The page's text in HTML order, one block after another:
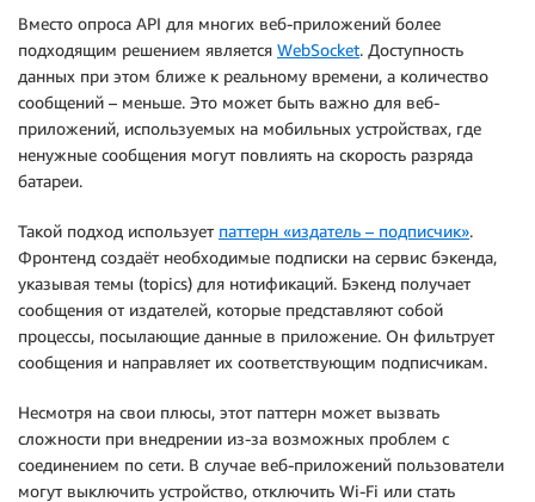
Вместо опроса API для многих веб-приложений более
подходящим решением является WebSocket. Доступность
данных при этом ближе к реальному времени, а количество
сообщений – меньше. Это может быть важно для веб-
приложений, используемых на мобильных устройствах, где
ненужные сообщения могут повлиять на скорость разряда
батареи.
Такой подход использует паттерн «издатель – подписчик».
Фронтенд создаёт необходимые подписки на сервис бэкенда,
указывая темы (topics) для нотификаций. Бэкенд получает
сообщения от издателей, которые представляют собой
процессы, посылающие данные в приложение. Он фильтрует
сообщения и направляет их соответствующим подписчикам.
Несмотря на свои плюсы, этот паттерн может вызвать
сложности при внедрении из-за возможных проблем с
соединением по сети. В случае веб-приложений пользователи
могут выключить устройство, отключить Wi-Fi или стать